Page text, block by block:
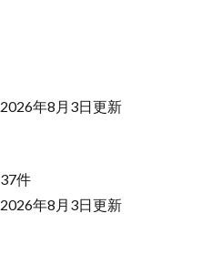
2026年8月3日更新
37件
2026年8月3日更新